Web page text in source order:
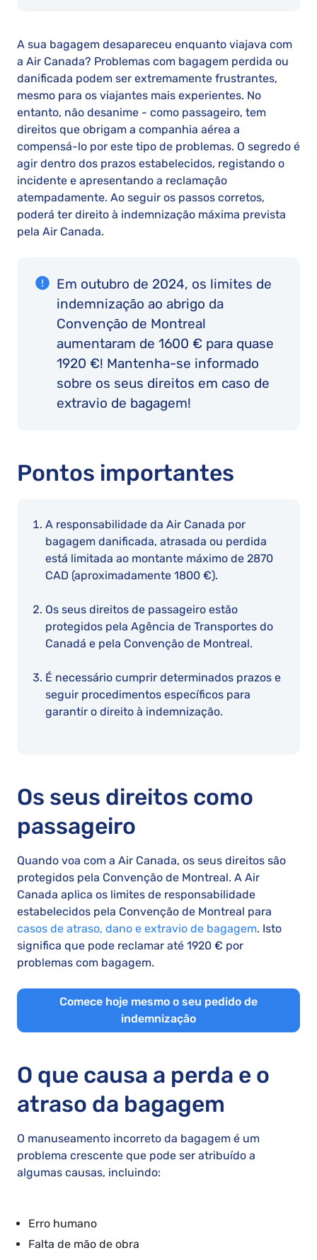
A sua bagagem desapareceu enquanto viajava com
a Air Canada? Problemas com bagagem perdida ou
danificada podem ser extremamente frustrantes,
mesmo para os viajantes mais experientes. No
entanto, não desanime - como passageiro, tem
direitos que obrigam a companhia aérea a
compensá-lo por este tipo de problemas. O segredo é
agir dentro dos prazos estabelecidos, registando o
incidente e apresentando a reclamação
atempadamente. Ao seguir os passos corretos,
poderá ter direito à indemnização máxima prevista
pela Air Canada.
Em outubro de 2024, os limites de
indemnização ao abrigo da
Convenção de Montreal
aumentaram de 1600 € para quase
1920 €! Mantenha-se informado
sobre os seus direitos em caso de
extravio de bagagem!
Pontos importantes
A responsabilidade da Air Canada por
bagagem danificada, atrasada ou perdida
está limitada ao montante máximo de 2870
CAD (aproximadamente 1800 €).
Os seus direitos de passageiro estão
protegidos pela Agência de Transportes do
Canadá e pela Convenção de Montreal.
É necessário cumprir determinados prazos e
seguir procedimentos específicos para
garantir o direito à indemnização.
Os seus direitos como
passageiro
Quando voa com a Air Canada, os seus direitos são
protegidos pela Convenção de Montreal. A Air
Canada aplica os limites de responsabilidade
estabelecidos pela Convenção de Montreal para
casos de atraso, dano e extravio de bagagem. Isto
significa que pode reclamar até 1920 € por
problemas com bagagem.
Comece hoje mesmo o seu pedido de
indemnização
O que causa a perda e o
atraso da bagagem
O manuseamento incorreto da bagagem é um
problema crescente que pode ser atribuído a
algumas causas, incluindo:
Erro humano
Falta de mão de obra